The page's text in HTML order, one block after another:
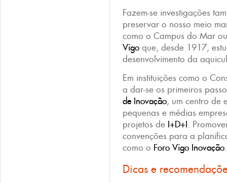
Fazem-se investigações
preservar o nosso meio
como o Campus do Mar
Vigo que, desde 1917,
desenvolvimento da
Em instituições como o
a dar-se os primeiros
de Inovação, um centro de
pequenas e médias
projetos de I+D+I.
convenções para a
como o Foro Vigo Inovação.
Dicas e